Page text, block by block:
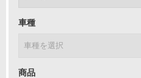
車種
商品